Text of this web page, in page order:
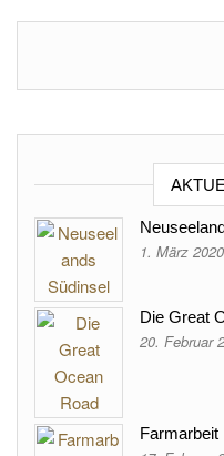
1. März 2020
Die Great
20. Februar
Farmarbeit